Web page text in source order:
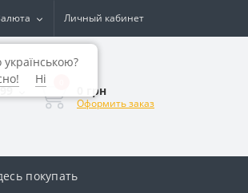
Личный кабинет
0 грн
Оформить заказ
покупать
Ні